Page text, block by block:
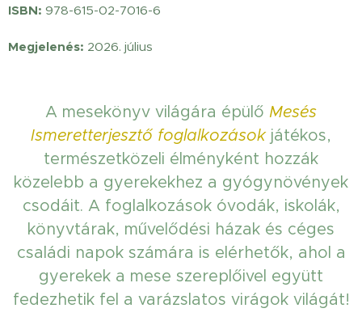
ISBN: 978-615-02-7016-6
Megjelenés: 2026. július
A mesekönyv világára épülő Mesés
Ismeretterjesztő foglalkozásokjátékos,
természetközeli élményként hozzák
közelebb a gyerekekhez a gyógynövények
csodáit. A foglalkozások óvodák, iskolák,
könyvtárak, művelődési házak és céges
családi napok számára is elérhetők, ahol a
gyerekek a mese szereplőivel együtt
fedezhetik fel a varázslatos virágok világát!